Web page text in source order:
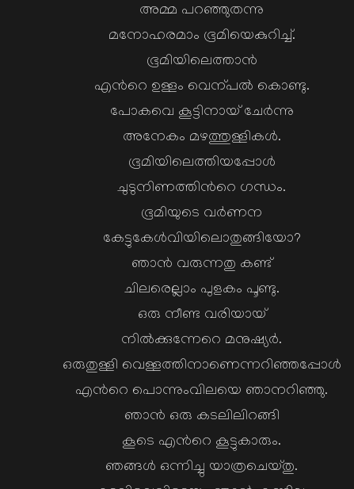
അമ്മ പറഞ്ഞുതന്നു
മനോഹരമാം ഭൂമിയെകുറിച്ച്.
ഭൂമിയിലെത്താന്‍
എന്‍റെ ഉള്ളം വെന്പല്‍ കൊണ്ടു.
പോകവെ കൂട്ടിനായ് ചേര്‍ന്നു
അനേകം മഴത്തുള്ളികള്‍.
ഭൂമിയിലെത്തിയപ്പോള്‍
ചുടുനിണത്തിന്‍റെ ഗന്ധം.
ഭൂമിയുടെ വര്‍ണന
കേട്ടുകേള്‍വിയിലൊതുങ്ങിയോ?
ഞാന്‍ വരുന്നതു കണ്ട്
ചിലരെല്ലാം പുളകം പൂണ്ടു.
ഒരു നീണ്ട വരിയായ്
നില്‍ക്കുന്നേറെ മനുഷ്യര്‍.
ഒരുതുള്ളി വെള്ളത്തിനാണെന്നറിഞ്ഞപ്പോള്‍
എന്‍റെ പൊന്നുംവിലയെ ഞാനറിഞ്ഞു.
ഞാന്‍ ഒരു കടലിലിറങ്ങി
കൂടെ എന്‍റെ കൂട്ടുകാരും.
ഞങ്ങള്‍ ഒന്നിച്ചു യാത്രചെയ്തു.